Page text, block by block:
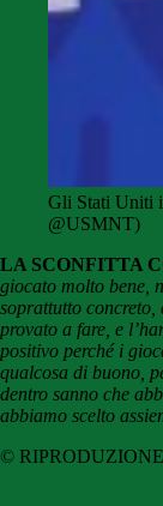
Gli Stati Uniti
@USMNT)
LA SCONFITTA
giocato molto bene,
soprattutto
provato a fare, e
positivo perché i
qualcosa di buono,
dentro sanno che
abbiamo scelto
©